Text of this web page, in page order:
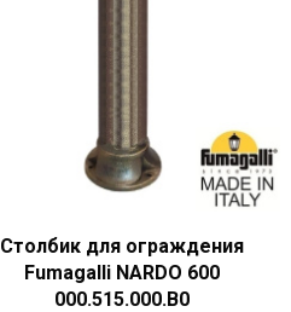
Столбик для ограждения
Fumagalli NARDO 600
000.515.000.B0